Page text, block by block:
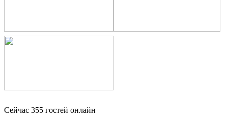
Сейчас 355 гостей онлайн